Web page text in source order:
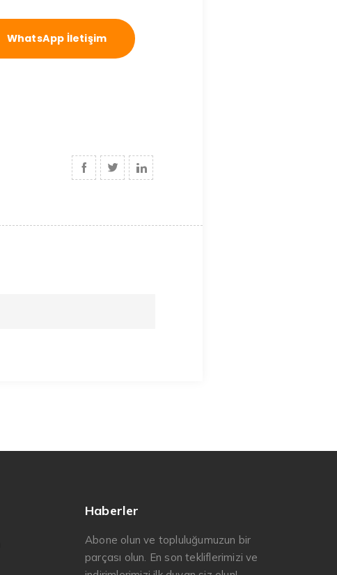
WhatsApp İletişim
Haberler
Abone olun ve topluluğumuzun bir
parçası olun. En son tekliflerimizi ve